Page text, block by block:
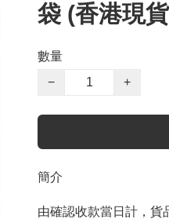
袋 (香港現
數量
−
+
簡介
由確認收款當日計，貨